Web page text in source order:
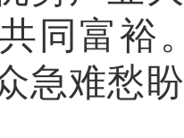
同富裕
急难愁